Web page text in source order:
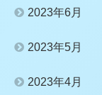
2023年6月
2023年5月
2023年4月